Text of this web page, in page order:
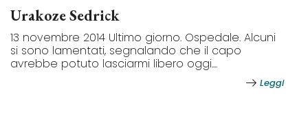
Urakoze Sedrick
13 novembre 2014 Ultimo giorno. Ospedale. Alcuni
si sono lamentati, segnalando che il capo
avrebbe potuto lasciarmi libero oggi....
Leggi